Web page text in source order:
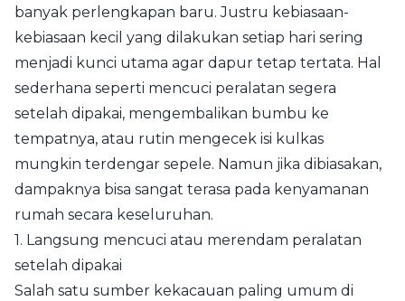
banyak perlengkapan baru. Justru kebiasaan-
kebiasaan kecil yang dilakukan setiap hari sering
menjadi kunci utama agar dapur tetap tertata. Hal
sederhana seperti mencuci peralatan segera
setelah dipakai, mengembalikan bumbu ke
tempatnya, atau rutin mengecek isi kulkas
mungkin terdengar sepele. Namun jika dibiasakan,
dampaknya bisa sangat terasa pada kenyamanan
rumah secara keseluruhan.
1. Langsung mencuci atau merendam peralatan
setelah dipakai
Salah satu sumber kekacauan paling umum di